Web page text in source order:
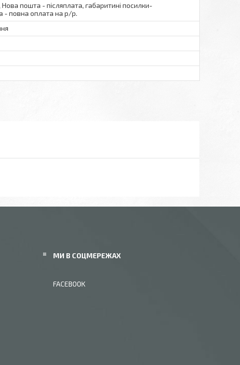
Нова пошта - післяплата, габаритині посилки-
- повна оплата на р/р.
МИ В СОЦМЕРЕЖАХ
FACEBOOK